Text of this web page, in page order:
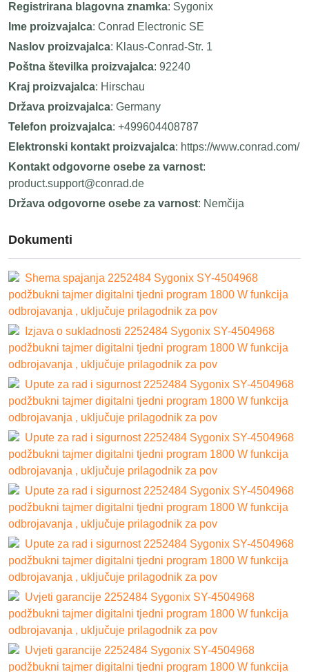
Registrirana blagovna znamka: Sygonix
Ime proizvajalca: Conrad Electronic SE
Naslov proizvajalca: Klaus-Conrad-Str. 1
Poštna številka proizvajalca: 92240
Kraj proizvajalca: Hirschau
Država proizvajalca: Germany
Telefon proizvajalca: +499604408787
Elektronski kontakt proizvajalca: https://www.conrad.com/
Kontakt odgovorne osebe za varnost:
product.support@conrad.de
Država odgovorne osebe za varnost: Nemčija
Dokumenti
Shema spajanja 2252484 Sygonix SY-4504968
podžbukni tajmer digitalni tjedni program 1800 W funkcija
odbrojavanja , uključuje prilagodnik za pov
Izjava o sukladnosti 2252484 Sygonix SY-4504968
podžbukni tajmer digitalni tjedni program 1800 W funkcija
odbrojavanja , uključuje prilagodnik za pov
Upute za rad i sigurnost 2252484 Sygonix SY-4504968
podžbukni tajmer digitalni tjedni program 1800 W funkcija
odbrojavanja , uključuje prilagodnik za pov
Upute za rad i sigurnost 2252484 Sygonix SY-4504968
podžbukni tajmer digitalni tjedni program 1800 W funkcija
odbrojavanja , uključuje prilagodnik za pov
Upute za rad i sigurnost 2252484 Sygonix SY-4504968
podžbukni tajmer digitalni tjedni program 1800 W funkcija
odbrojavanja , uključuje prilagodnik za pov
Upute za rad i sigurnost 2252484 Sygonix SY-4504968
podžbukni tajmer digitalni tjedni program 1800 W funkcija
odbrojavanja , uključuje prilagodnik za pov
Uvjeti garancije 2252484 Sygonix SY-4504968
podžbukni tajmer digitalni tjedni program 1800 W funkcija
odbrojavanja , uključuje prilagodnik za pov
Uvjeti garancije 2252484 Sygonix SY-4504968
podžbukni tajmer digitalni tjedni program 1800 W funkcija